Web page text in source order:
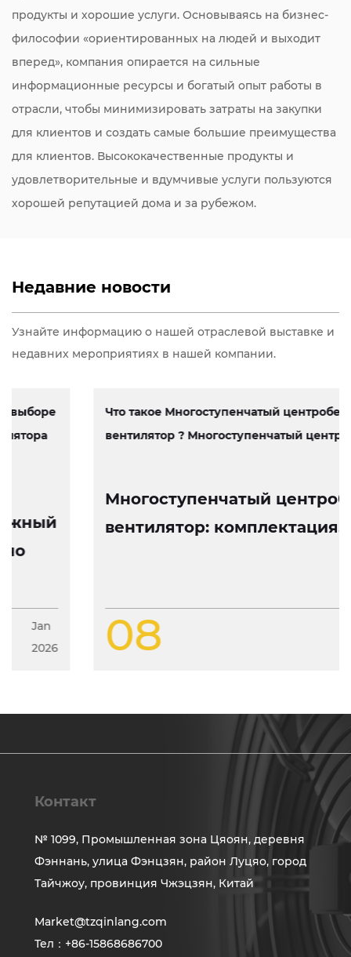
продукты и хорошие услуги. Основываясь на бизнес-
философии «ориентированных на людей и выходит
вперед», компания опирается на сильные
информационные ресурсы и богатый опыт работы в
отрасли, чтобы минимизировать затраты на закупки
для клиентов и создать самые большие преимущества
для клиентов. Высококачественные продукты и
удовлетворительные и вдумчивые услуги пользуются
хорошей репутацией дома и за рубежом.
Недавние новости
Узнайте информацию о нашей отраслевой выставке и
недавних мероприятиях в нашей компании.
Многоступенчатый центробежный
вентилятор: комплектация, работа
и особенности конструкции
Что такое Многоступенчатый центробежный
вентилятор ? Многоступенчатый центробеж...
08
Контакт
№ 1099, Промышленная зона Цяоян, деревня
Фэннань, улица Фэнцзян, район Луцяо, город
Тайчжоу, провинция Чжэцзян, Китай
Market@tzqinlang.com
Тел：+86-15868686700